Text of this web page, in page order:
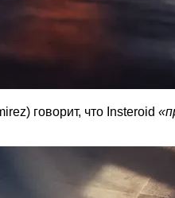
говорит, что Insteroid